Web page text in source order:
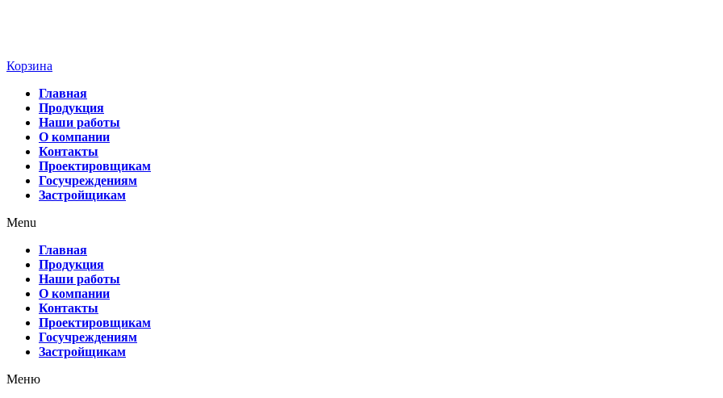
Корзина
Главная
Продукция
Наши работы
О компании
Контакты
Проектировщикам
Госучреждениям
Застройщикам
Menu
Главная
Продукция
Наши работы
О компании
Контакты
Проектировщикам
Госучреждениям
Застройщикам
Меню